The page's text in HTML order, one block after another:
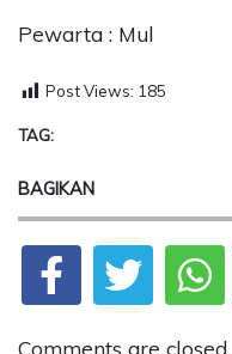
Pewarta : Mul
Post Views: 185
TAG:
BAGIKAN
Comments are closed.